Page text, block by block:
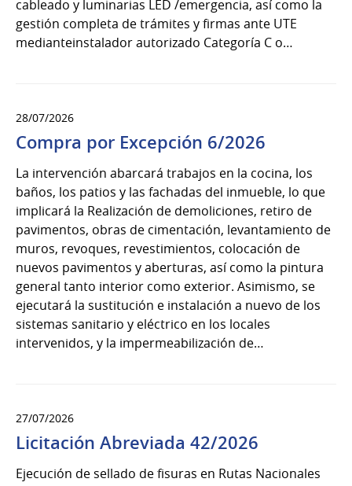
cableado y luminarias LED /emergencia, así como la
gestión completa de trámites y firmas ante UTE
medianteinstalador autorizado Categoría C o…
28/07/2026
Compra por Excepción 6/2026
La intervención abarcará trabajos en la cocina, los
baños, los patios y las fachadas del inmueble, lo que
implicará la Realización de demoliciones, retiro de
pavimentos, obras de cimentación, levantamiento de
muros, revoques, revestimientos, colocación de
nuevos pavimentos y aberturas, así como la pintura
general tanto interior como exterior. Asimismo, se
ejecutará la sustitución e instalación a nuevo de los
sistemas sanitario y eléctrico en los locales
intervenidos, y la impermeabilización de…
27/07/2026
Licitación Abreviada 42/2026
Ejecución de sellado de fisuras en Rutas Nacionales